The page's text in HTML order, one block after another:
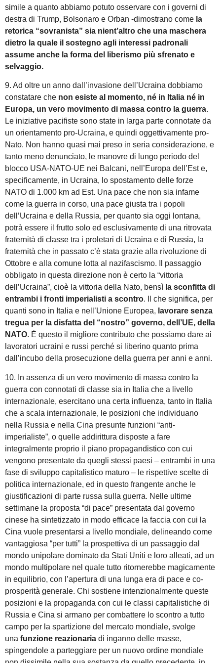
simile a quanto abbiamo potuto osservare con i governi di
destra di Trump, Bolsonaro e Orban -dimostrano come la
retorica “sovranista” sia nient’altro che una maschera
dietro la quale il sostegno agli interessi padronali
assume anche la forma del liberismo più sfrenato e
selvaggio.
9. Ad oltre un anno dall’invasione dell’Ucraina dobbiamo
constatare che non esiste al momento, né in Italia né in
Europa, un vero movimento di massa contro la guerra.
Le iniziative pacifiste sono state in larga parte connotate da
un orientamento pro-Ucraina, e quindi oggettivamente pro-
Nato. Non hanno quasi mai preso in seria considerazione, e
tanto meno denunciato, le manovre di lungo periodo del
blocco USA-NATO-UE nei Balcani, nell’Europa dell’Est e,
specificamente, in Ucraina, lo spostamento delle forze
NATO di 1.000 km ad Est. Una pace che non sia infame
come la guerra in corso, una pace giusta tra i popoli
dell’Ucraina e della Russia, per quanto sia oggi lontana,
potrà essere il frutto solo ed esclusivamente di una ritrovata
fraternità di classe tra i proletari di Ucraina e di Russia, la
fraternità che in passato c’è stata grazie alla rivoluzione di
Ottobre e alla comune lotta al nazifascismo. Il passaggio
obbligato in questa direzione non è certo la “vittoria
dell’Ucraina”, cioè la vittoria della Nato, bensì la sconfitta di
entrambi i fronti imperialisti a scontro. Il che significa, per
quanti sono in Italia e nell’Unione Europea, lavorare senza
tregua per la disfatta del “nostro” governo, dell’UE, della
NATO. È questo il migliore contributo che possiamo dare ai
lavoratori ucraini e russi perché si liberino quanto prima
dall’incubo della prosecuzione della guerra per anni e anni.
10. In assenza di un vero movimento di massa contro la
guerra con connotati di classe sia in Italia che a livello
internazionale, esercitano una certa influenza, tanto in Italia
che a scala internazionale, le posizioni che individuano
nella Russia e nella Cina presunte funzioni “anti-
imperialiste”, o quelle addirittura disposte a fare
integralmente proprio il piano propagandistico con cui
vengono presentate da quegli stessi paesi – entrambi in una
fase di sviluppo capitalistico maturo – le rispettive scelte di
politica internazionale, ed in questo frangente anche le
giustificazioni di parte russa sulla guerra. Nelle ultime
settimane la proposta “di pace” presentata dal governo
cinese ha sintetizzato in modo efficace la faccia con cui la
Cina vuole presentarsi a livello mondiale, delineando come
vantaggiosa “per tutti” la prospettiva di un passaggio dal
mondo unipolare dominato da Stati Uniti e loro alleati, ad un
mondo multipolare nel quale tutto ritornerebbe magicamente
in equilibrio, con l’apertura di una lunga era di pace e co-
prosperità generale. Chi sostiene intenzionalmente queste
posizioni e la propaganda con cui le classi capitalistiche di
Russia e Cina si armano per combattere lo scontro a tutto
campo per la spartizione del mercato mondiale, svolge
una funzione reazionaria di inganno delle masse,
spingendole a parteggiare per un nuovo ordine mondiale